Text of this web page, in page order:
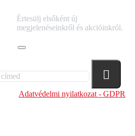
Értesülj elsőként új
megjelenéseinkről és akcióinkról.
Adatvédelmi nyilatkozat - GDPR